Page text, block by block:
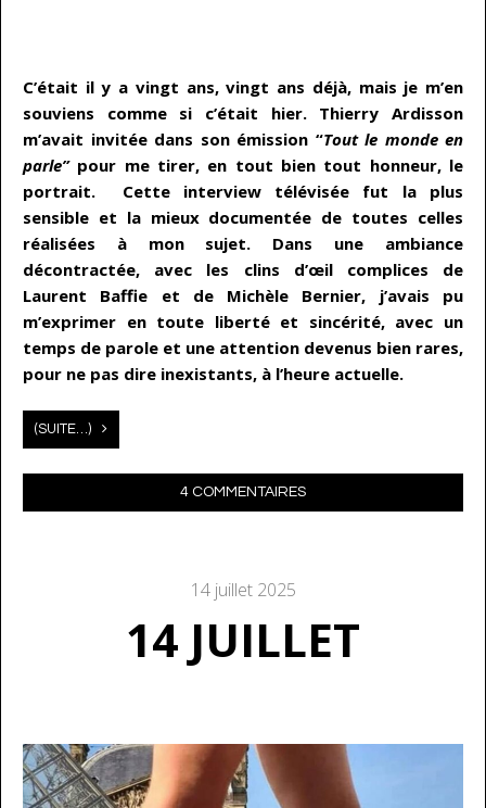
C’était il y a vingt ans, vingt ans déjà, mais je m’en
souviens comme si c’était hier. Thierry Ardisson
m’avait invitée dans son émission “Tout le monde en
parle”pour me tirer, en tout bien tout honneur, le
portrait. Cette interview télévisée fut la plus
sensible et la mieux documentée de toutes celles
réalisées à mon sujet. Dans une ambiance
décontractée, avec les clins d’œil complices de
Laurent Baffie et de Michèle Bernier, j’avais pu
m’exprimer en toute liberté et sincérité, avec un
temps de parole et une attention devenus bien rares,
pour ne pas dire inexistants, à l’heure actuelle.
(SUITE…)
4 COMMENTAIRES
14 juillet 2025
14 JUILLET